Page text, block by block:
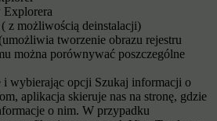
Explorera
z możliwością deinstalacji)
tworzenie obrazu rejestru
można porównywać poszczególne
i wybierając opcji Szukaj informacji o
aplikacja skieruje nas na stronę, gdzie
o nim. W przypadku